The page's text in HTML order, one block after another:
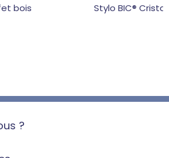
bois Stylo BIC®
?